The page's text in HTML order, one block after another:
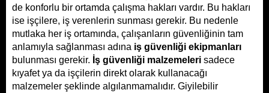
de konforlu bir ortamda çalışma hakları vardır. Bu hakları
ise işçilere, iş verenlerin sunması gerekir. Bu nedenle
mutlaka her iş ortamında, çalışanların güvenliğinin tam
anlamıyla sağlanması adına
bulunması gerekir. İş güvenliği malzemeleri sadece
kıyafet ya da işçilerin direkt olarak kullanacağı
malzemeler şeklinde algılanmamalıdır. Giyilebilir